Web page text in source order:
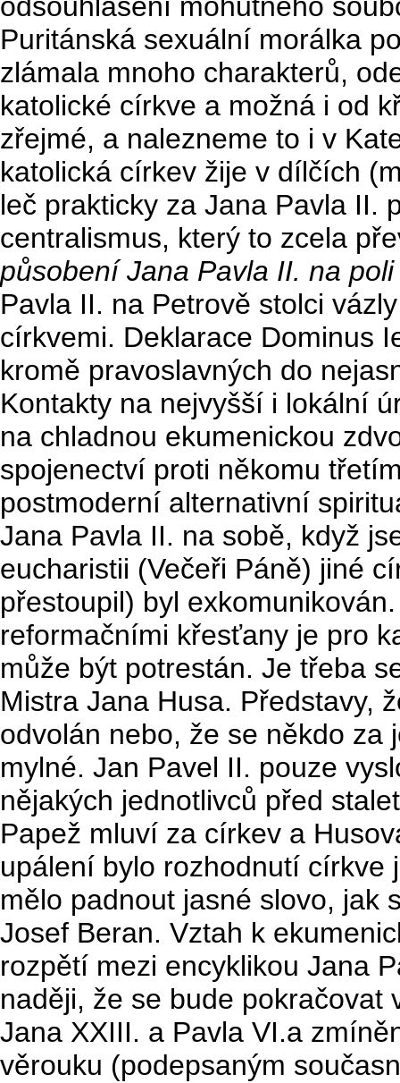
odsouhlasení mohutného
Puritánská sexuální morálka
zlámala mnoho charakterů,
katolické církve a možná i od
zřejmé, a nalezneme to i v
katolická církev žije v dílčích
leč prakticky za Jana Pavla II.
centralismus, který to zcela
působení Jana Pavla II. na
Pavla II. na Petrově stolci
církvemi. Deklarace Dominus
kromě pravoslavných do
Kontakty na nejvyšší i lokální
na chladnou ekumenickou
spojenectví proti někomu
postmoderní alternativní
Jana Pavla II. na sobě, když
eucharistii (Večeři Páně) jiné
přestoupil) byl
reformačními křesťany je pro
může být potrestán. Je třeba
Mistra Jana Husa. Představy,
odvolán nebo, že se někdo za
mylné. Jan Pavel II. pouze
nějakých jednotlivců před
Papež mluví za církev a
upálení bylo rozhodnutí církve
mělo padnout jasné slovo, jak
Josef Beran. Vztah k
rozpětí mezi encyklikou Jana
naději, že se bude pokračovat
Jana XXIII. a Pavla VI.a
věrouku (podepsaným